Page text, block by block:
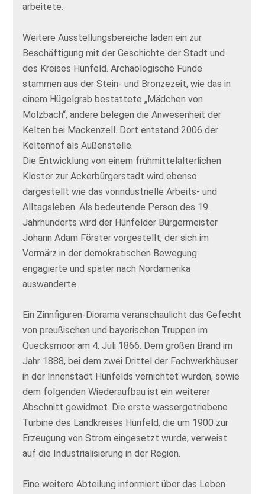
arbeitete.
Weitere Ausstellungsbereiche laden ein zur
Beschäftigung mit der Geschichte der Stadt und
des Kreises Hünfeld. Archäologische Funde
stammen aus der Stein- und Bronzezeit, wie das in
einem Hügelgrab bestattete „Mädchen von
Molzbach“, andere belegen die Anwesenheit der
Kelten bei Mackenzell. Dort entstand 2006 der
Keltenhof als Außenstelle.
Die Entwicklung von einem frühmittelalterlichen
Kloster zur Ackerbürgerstadt wird ebenso
dargestellt wie das vorindustrielle Arbeits- und
Alltagsleben. Als bedeutende Person des 19.
Jahrhunderts wird der Hünfelder Bürgermeister
Johann Adam Förster vorgestellt, der sich im
Vormärz in der demokratischen Bewegung
engagierte und später nach Nordamerika
auswanderte.
Ein Zinnfiguren-Diorama veranschaulicht das Gefecht
von preußischen und bayerischen Truppen im
Quecksmoor am 4. Juli 1866. Dem großen Brand im
Jahr 1888, bei dem zwei Drittel der Fachwerkhäuser
in der Innenstadt Hünfelds vernichtet wurden, sowie
dem folgenden Wiederaufbau ist ein weiterer
Abschnitt gewidmet. Die erste wassergetriebene
Turbine des Landkreises Hünfeld, die um 1900 zur
Erzeugung von Strom eingesetzt wurde, verweist
auf die Industrialisierung in der Region.
Eine weitere Abteilung informiert über das Leben